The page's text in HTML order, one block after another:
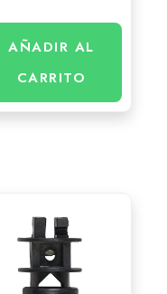
AÑADIR AL
CARRITO